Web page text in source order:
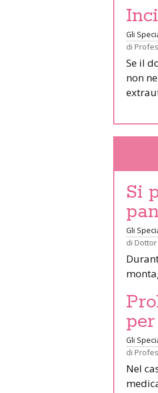
Gli
di
Se il
non
Si
Gli
di Dottor
Gli
di
Nel